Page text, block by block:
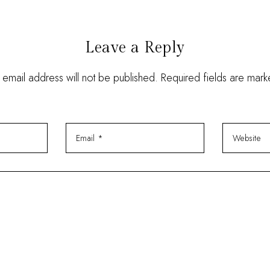
Leave a Reply
email address will not be published. Required fields are